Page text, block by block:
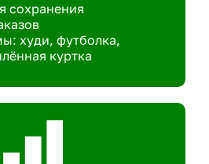
сохранения
худи, футболка,
куртка